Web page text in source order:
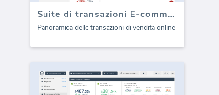
Suite di transazioni E-commerce
Panoramica delle transazioni di vendita online